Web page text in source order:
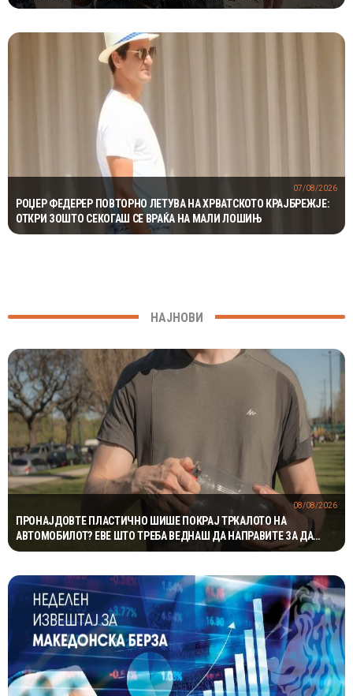
РОЏЕР ФЕДЕРЕР ПОВТОРНО ЛЕТУВА НА ХРВАТСКОТО КРАЈБРЕЖЈЕ:
ОТКРИ ЗОШТО СЕКОГАШ СЕ ВРАЌА НА МАЛИ ЛОШИЊ
07/08/2026
НАЈНОВИ
ПРОНАЈДОВТЕ ПЛАСТИЧНО ШИШЕ ПОКРАЈ ТРКАЛОТО НА
АВТОМОБИЛОТ? ЕВЕ ШТО ТРЕБА ВЕДНАШ ДА НАПРАВИТЕ ЗА ДА
ИЗБЕГНЕТЕ НЕПРИЈАТНОСТ
08/08/2026